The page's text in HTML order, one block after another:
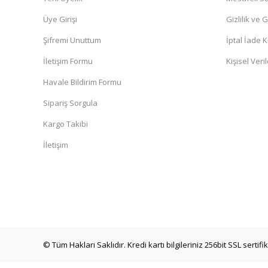
Üye Girişi
Şifremi Unuttum
İletişim Formu
Havale Bildirim Formu
Sipariş Sorgula
Kargo Takibi
İletişim
Gizlilik ve
İptal İade
Kişisel
© Tüm Hakları Saklıdır. Kredi kartı bilgileriniz 256bit SSL